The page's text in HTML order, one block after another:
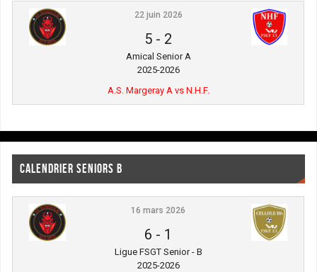
22 juin 2026
5 - 2
Amical Senior A
2025-2026
A.S. Margeray A vs N.H.F.
CALENDRIER SENIORS B
16 mars 2026
6 - 1
Ligue FSGT Senior - B
2025-2026